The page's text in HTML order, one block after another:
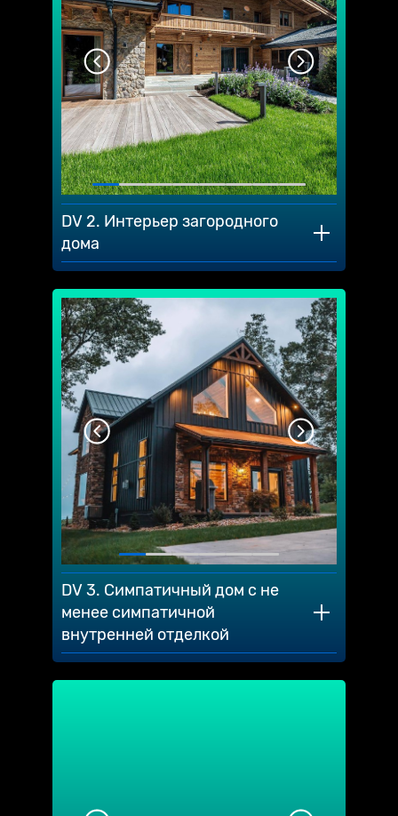
DV 2. Интерьер загородного
дома
DV 3. Симпатичный дом с не
менее симпатичной
внутренней отделкой